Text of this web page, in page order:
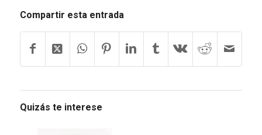
Compartir esta entrada
Quizás te interese